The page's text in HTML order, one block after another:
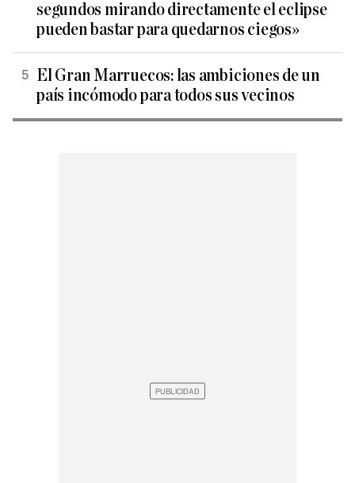
segundos mirando directamente el eclipse
pueden bastar para quedarnos ciegos»
El Gran Marruecos: las ambiciones de un
país incómodo para todos sus vecinos